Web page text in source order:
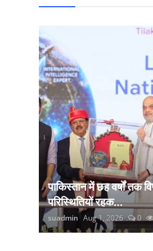
पाकिस्तान में छह वर्षों तक
परिस्थितियों रहक...
suadmin Aug 1, 2026 0